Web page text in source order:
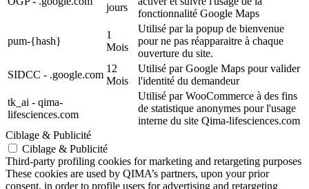
jours
fonctionnalité Google Maps
pum-{hash}
1
Mois
Utilisé par la popup de bienvenue
pour ne pas réapparaitre à chaque
ouverture du site.
SIDCC - .google.com
12
Mois
Utilisé par Google Maps pour valider
l'identité du demandeur
tk_ai - qima-
lifesciences.com
Utilisé par WooCommerce à des fins
de statistique anonymes pour l'usage
interne du site Qima-lifesciences.com
Ciblage & Publicité
Ciblage & Publicité
Third-party profiling cookies for marketing and retargeting purposes
These cookies are used by QIMA’s partners, upon your prior
consent, in order to profile users for advertising and retargeting